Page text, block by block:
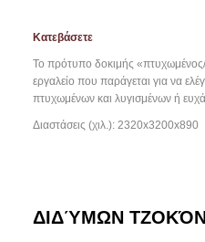
Κατεβάσετε
Το πρότυπο δοκιμής «πτυχωμένος/
εργαλείο που παράγεται για να
πτυχωμένων και λυγισμένων ή
Διαστάσεις (χιλ.): 2320x3200x890
ΔΙΔΎΜΩΝ